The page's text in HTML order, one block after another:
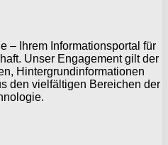
– Ihrem Informationsportal für
Unser Engagement gilt der
Hintergrundinformationen
den vielfältigen Bereichen der